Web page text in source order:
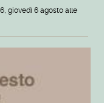
giovedì 6 agosto alle